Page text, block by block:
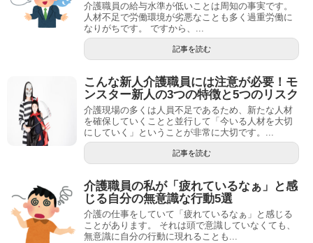
介護職員の給与水準が低いことは周知の事実です。
人材不足で労働環境が劣悪なことも多く過重労働に
なりがちです。 ですから、...
記事を読む
こんな新人介護職員には注意が必要！モ
ンスター新人の3つの特徴と5つのリスク
介護現場の多くは人員不足であるため、新たな人材
を確保していくことと並行して「今いる人材を大切
にしていく」ということが非常に大切です。...
記事を読む
介護職員の私が「疲れているなぁ」と感
じる自分の無意識な行動5選
介護の仕事をしていて「疲れているなぁ」と感じる
ことがあります。 それは頭で意識していなくても、
無意識に自分の行動に現れることも...